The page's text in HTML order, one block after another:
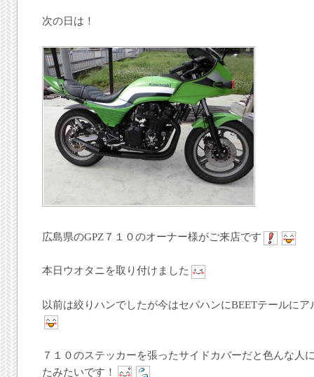
次の日は！
広島県のGPZ７１０のオーナー様がご来店です
本日ウオタニを取り付けました
以前は絞りハンでしたが今はセパハンにBEETテールに
７１０のステッカーを張ったサイドカバーだと色んな人
たみたいです！